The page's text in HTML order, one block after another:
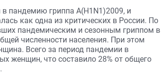
пандемию гриппа А(H1N1)2009, и
как одна из критических в России. По
пандемическим и сезонным гриппом в
численности населения. При этом
Всего за период пандемии в
женщин, что составило 28% от общего